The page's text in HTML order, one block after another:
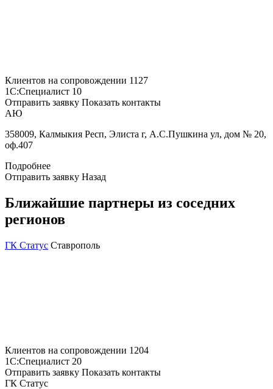
Клиентов на сопровождении 1127
1С:Специалист 10
Отправить заявку Показать контакты
АЮ
358009, Калмыкия Респ, Элиста г, А.С.Пушкина ул, дом № 20,
оф.407
Подробнее
Отправить заявку Назад
Ближайшие партнеры из соседних
регионов
ГК Статус Ставрополь
Клиентов на сопровождении 1204
1С:Специалист 20
Отправить заявку Показать контакты
ГК Статус